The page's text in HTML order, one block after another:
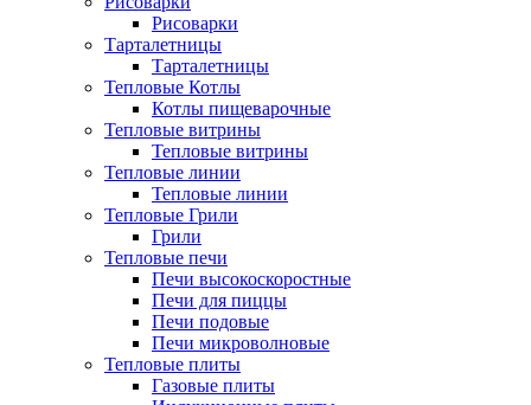
Рисоварки
Тарталетницы
Тарталетницы
Тепловые Котлы
Котлы пищеварочные
Тепловые витрины
Тепловые витрины
Тепловые линии
Тепловые линии
Тепловые Грили
Грили
Тепловые печи
Печи высокоскоростные
Печи для пиццы
Печи подовые
Печи микроволновые
Тепловые плиты
Газовые плиты